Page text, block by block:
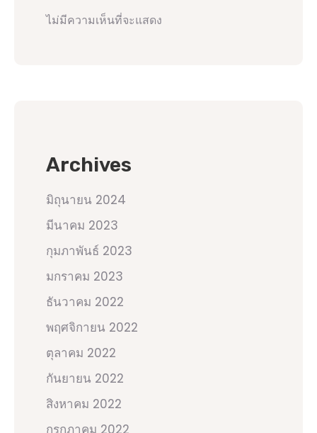
ไม่มีความเห็นที่จะแสดง
Archives
มิถุนายน 2024
มีนาคม 2023
กุมภาพันธ์ 2023
มกราคม 2023
ธันวาคม 2022
พฤศจิกายน 2022
ตุลาคม 2022
กันยายน 2022
สิงหาคม 2022
กรกฎาคม 2022